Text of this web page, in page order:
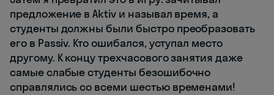
предложение в Aktiv и называл время, а
студенты должны были быстро преобразовать
его в Passiv. Кто ошибался, уступал место
другому. К концу трехчасового занятия даже
самые слабые студенты безошибочно
справлялись со всеми шестью временами!